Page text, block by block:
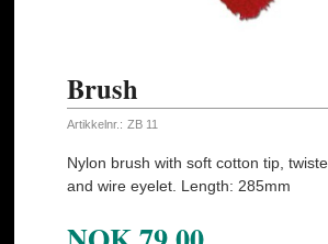
Brush
Artikkelnr.: ZB 11
Nylon brush with soft cotton tip,
and wire eyelet. Length: 285mm